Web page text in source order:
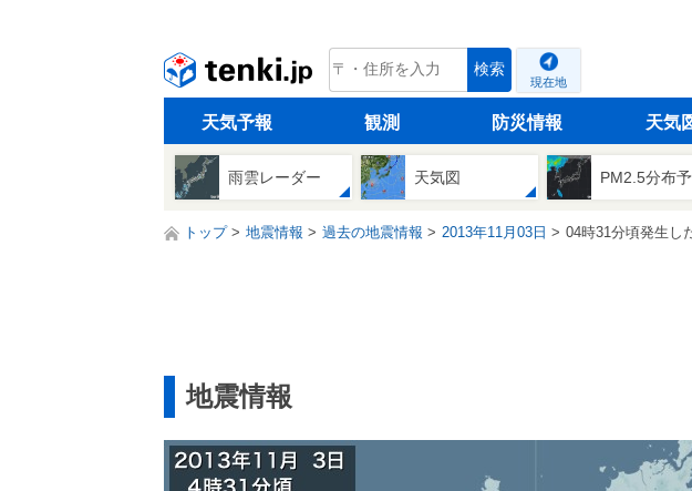
tenki.jp 検索
現在地
天気予報 観測 防災情報 天気
雨雲レーダー 天気図 PM2.5分布
トップ 地震情報 過去の地震情報 2013年11月03日 04時31分頃発生し
地震情報